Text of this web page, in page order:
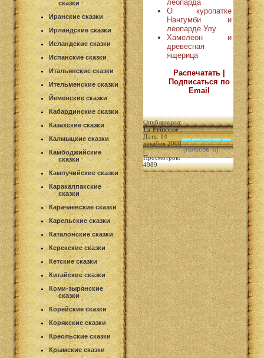
сказки
Иранские сказки
Ирландские сказки
Исландские сказки
Испанские сказки
Итальянские сказки
Ительменские сказки
Йеменские сказки
Кабардинские сказки
Казахские сказки
Калмыцкие сказки
Камбоджийские
сказки
Кампучийские сказки
Каракалпакские
сказки
Карачаевские сказки
Карельские сказки
Каталонские сказки
Керекские сказки
Кетские сказки
Китайские сказки
Коми-зырянские
сказки
Корейские сказки
Корякские сказки
Креольские сказки
Крымские сказки
леопарда
О куропатке
Нангумби и
леопарде Улу
Хамелеон и
древесная
ящерица
Распечатать |
Подписаться по
Email
Опубликовал:
La Princesse|
Дата: 14
декабря 2008
|
Просмотров:
4989
(голосов: 0)